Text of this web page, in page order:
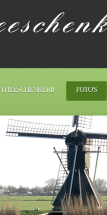
THEESCHENKERIJ FOTO'S